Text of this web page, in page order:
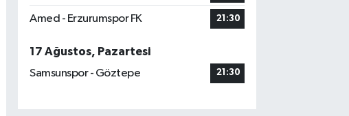
Amed - Erzurumspor FK 21:30
17 Ağustos, Pazartesi
Samsunspor - Göztepe
21:30